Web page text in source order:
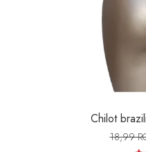
Chilot
18,99